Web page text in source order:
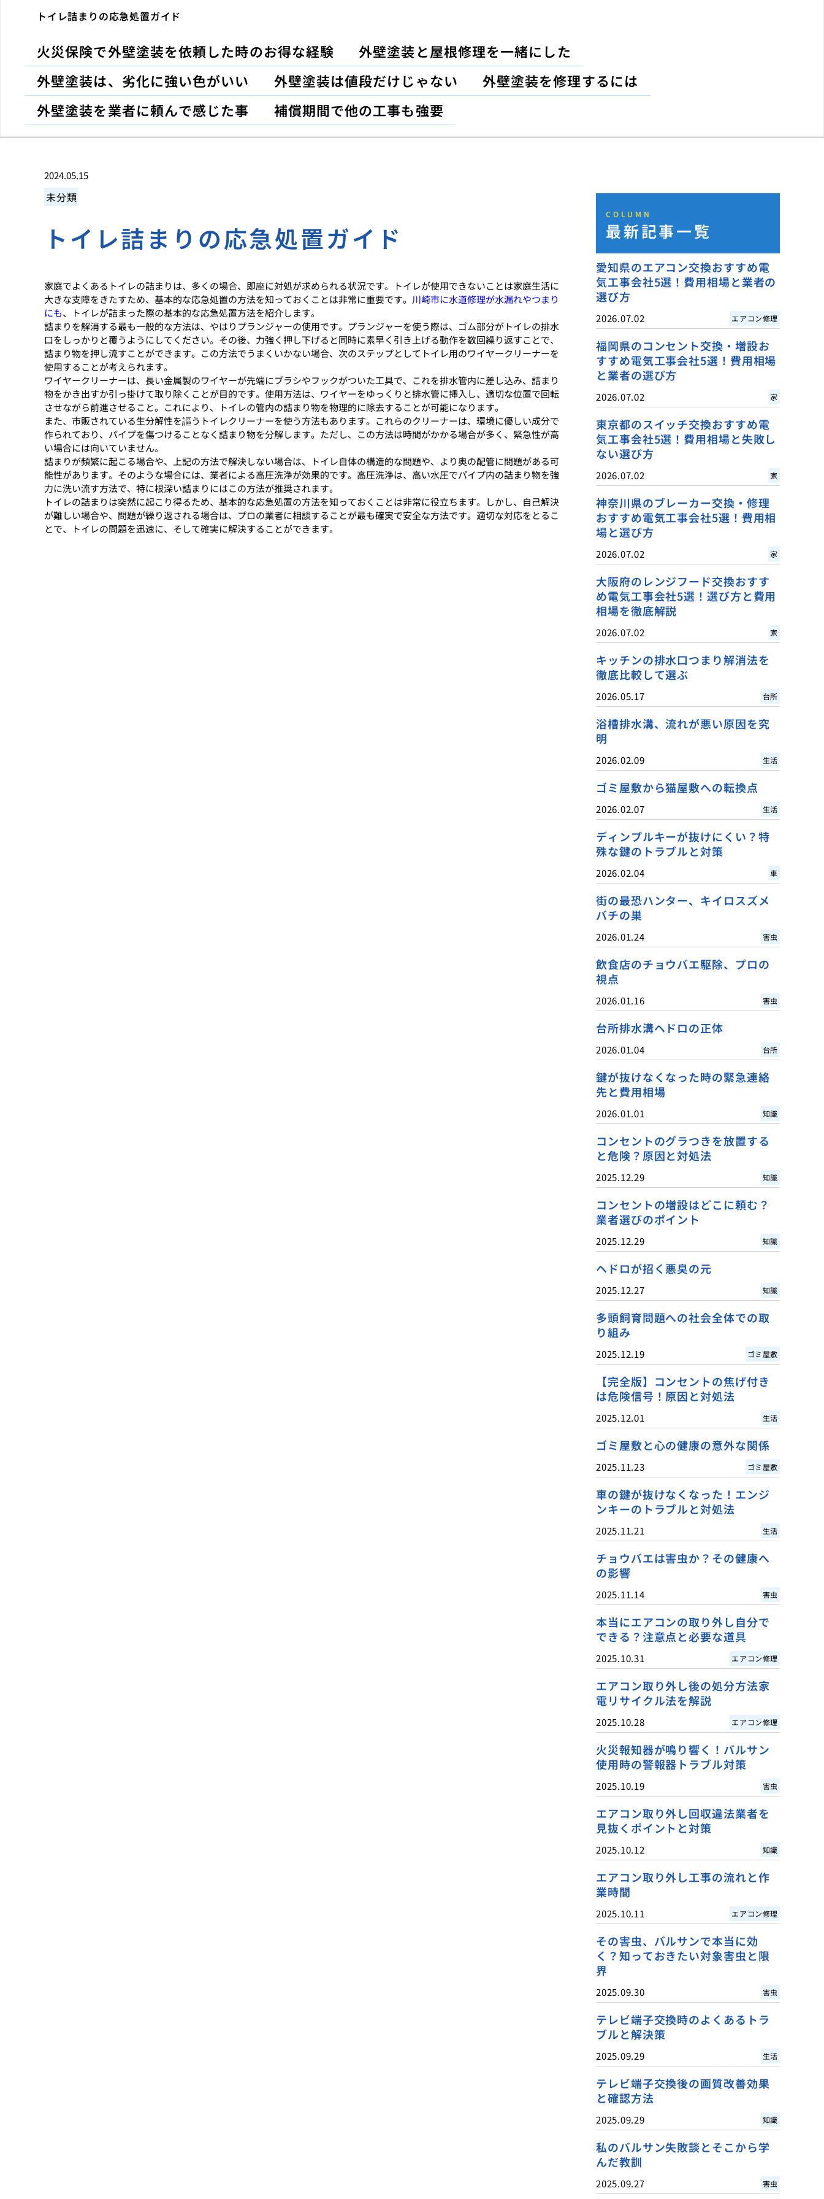
トイレ詰まりの応急処置ガイド
火災保険で外壁塗装を依頼した時のお得な経験
外壁塗装と屋根修理を一緒にした
外壁塗装は、劣化に強い色がいい
外壁塗装は値段だけじゃない
外壁塗装を修理するには
外壁塗装を業者に頼んで感じた事
補償期間で他の工事も強要
2024.05.15
未分類
トイレ詰まりの応急処置ガイド
家庭でよくあるトイレの詰まりは、多くの場合、即座に対処が求められる状況です。トイレが使用できないことは家庭生活に
大きな支障をきたすため、基本的な応急処置の方法を知っておくことは非常に重要です。 川崎市に水道修理が水漏れやつまり
にも、トイレが詰まった際の基本的な応急処置方法を紹介します。
詰まりを解消する最も一般的な方法は、やはりプランジャーの使用です。プランジャーを使う際は、ゴム部分がトイレの排水
口をしっかりと覆うようにしてください。その後、力強く押し下げると同時に素早く引き上げる動作を数回繰り返すことで、
詰まり物を押し流すことができます。この方法でうまくいかない場合、次のステップとしてトイレ用のワイヤークリーナーを
使用することが考えられます。
ワイヤークリーナーは、長い金属製のワイヤーが先端にブラシやフックがついた工具で、これを排水管内に差し込み、詰まり
物をかき出すか引っ掛けて取り除くことが目的です。使用方法は、ワイヤーをゆっくりと排水管に挿入し、適切な位置で回転
させながら前進させること。これにより、トイレの管内の詰まり物を物理的に除去することが可能になります。
また、市販されている生分解性を謳うトイレクリーナーを使う方法もあります。これらのクリーナーは、環境に優しい成分で
作られており、パイプを傷つけることなく詰まり物を分解します。ただし、この方法は時間がかかる場合が多く、緊急性が高
い場合には向いていません。
詰まりが頻繁に起こる場合や、上記の方法で解決しない場合は、トイレ自体の構造的な問題や、より奥の配管に問題がある可
能性があります。そのような場合には、業者による高圧洗浄が効果的です。高圧洗浄は、高い水圧でパイプ内の詰まり物を強
力に洗い流す方法で、特に根深い詰まりにはこの方法が推奨されます。
トイレの詰まりは突然に起こり得るため、基本的な応急処置の方法を知っておくことは非常に役立ちます。しかし、自己解決
が難しい場合や、問題が繰り返される場合は、プロの業者に相談することが最も確実で安全な方法です。適切な対応をとるこ
とで、トイレの問題を迅速に、そして確実に解決することができます。
COLUMN
最新記事一覧
愛知県のエアコン交換おすすめ電
気工事会社5選！費用相場と業者の
選び方
2026.07.02 エアコン修理
福岡県のコンセント交換・増設お
すすめ電気工事会社5選！費用相場
と業者の選び方
2026.07.02 家
東京都のスイッチ交換おすすめ電
気工事会社5選！費用相場と失敗し
ない選び方
2026.07.02 家
神奈川県のブレーカー交換・修理
おすすめ電気工事会社5選！費用相
場と選び方
2026.07.02 家
大阪府のレンジフード交換おすす
め電気工事会社5選！選び方と費用
相場を徹底解説
2026.07.02 家
キッチンの排水口つまり解消法を
徹底比較して選ぶ
2026.05.17 台所
浴槽排水溝、流れが悪い原因を究
明
2026.02.09 生活
ゴミ屋敷から猫屋敷への転換点
2026.02.07 生活
ディンプルキーが抜けにくい？特
殊な鍵のトラブルと対策
2026.02.04 車
街の最恐ハンター、キイロスズメ
バチの巣
2026.01.24 害虫
飲食店のチョウバエ駆除、プロの
視点
2026.01.16 害虫
台所排水溝ヘドロの正体
2026.01.04 台所
鍵が抜けなくなった時の緊急連絡
先と費用相場
2026.01.01 知識
コンセントのグラつきを放置する
と危険？原因と対処法
2025.12.29 知識
コンセントの増設はどこに頼む？
業者選びのポイント
2025.12.29 知識
ヘドロが招く悪臭の元
2025.12.27 知識
多頭飼育問題への社会全体での取
り組み
2025.12.19 ゴミ屋敷
【完全版】コンセントの焦げ付き
は危険信号！原因と対処法
2025.12.01 生活
ゴミ屋敷と心の健康の意外な関係
2025.11.23 ゴミ屋敷
車の鍵が抜けなくなった！エンジ
ンキーのトラブルと対処法
2025.11.21 生活
チョウバエは害虫か？その健康へ
の影響
2025.11.14 害虫
本当にエアコンの取り外し自分で
できる？注意点と必要な道具
2025.10.31 エアコン修理
エアコン取り外し後の処分方法家
電リサイクル法を解説
2025.10.28 エアコン修理
火災報知器が鳴り響く！バルサン
使用時の警報器トラブル対策
2025.10.19 害虫
エアコン取り外し回収違法業者を
見抜くポイントと対策
2025.10.12 知識
エアコン取り外し工事の流れと作
業時間
2025.10.11 エアコン修理
その害虫、バルサンで本当に効
く？知っておきたい対象害虫と限
界
2025.09.30 害虫
テレビ端子交換時のよくあるトラ
ブルと解決策
2025.09.29 生活
テレビ端子交換後の画質改善効果
と確認方法
2025.09.29 知識
私のバルサン失敗談とそこから学
んだ教訓
2025.09.27 害虫